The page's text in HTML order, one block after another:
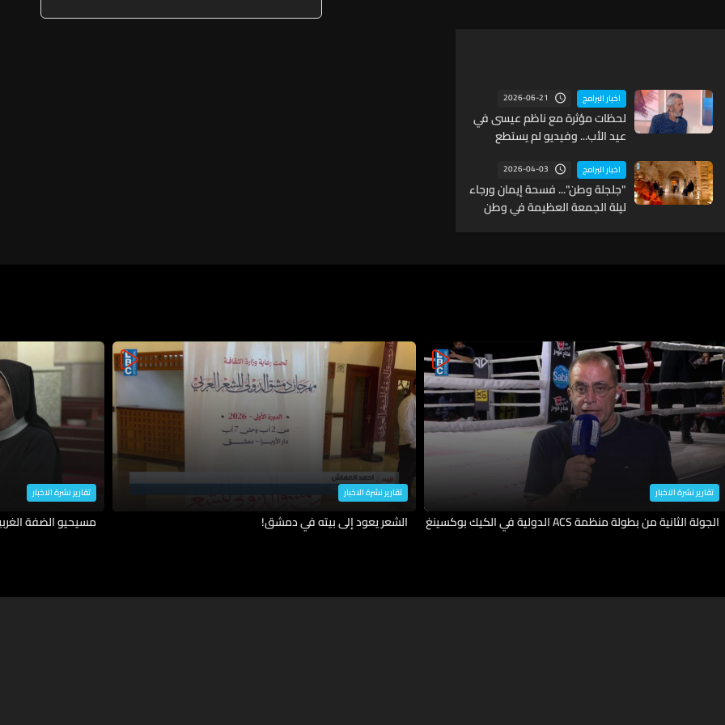
اخبار البرامج 2026-06-21
لحظات مؤثرة مع ناظم عيسى في
عيد الأب... وفيديو لم يستطع
اخبار البرامج 2026-04-03
"جلجلة وطن"... فسحة إيمان ورجاء
ليلة الجمعة العظيمة في وطن
تقارير نشرة الاخبار
الجولة الثانية من بطولة منظمة ACS الدولية في الكيك بوكسينغ
تقارير نشرة الاخبار
الشعر يعود إلى بيته في دمشق!
تقارير نشرة الاخبار
مسيحيو الضفة